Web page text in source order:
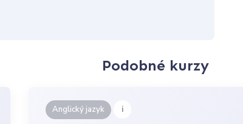
Podobné kurzy
Anglický jazyk i